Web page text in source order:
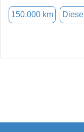
150.000 km Diesel